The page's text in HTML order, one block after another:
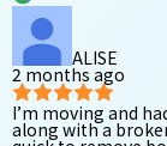
ALISE
2 months ago
I’m moving and
along with a